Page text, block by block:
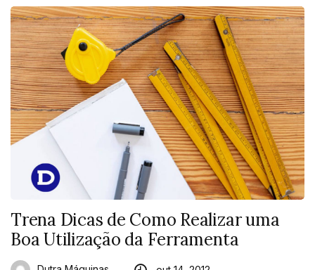
Trena Dicas de Como Realizar uma
Boa Utilização da Ferramenta